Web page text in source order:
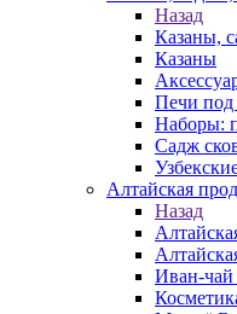
Назад
Казаны,
Казаны
Печи под
Наборы:
Садж
Алтайская
Назад
Иван-чай